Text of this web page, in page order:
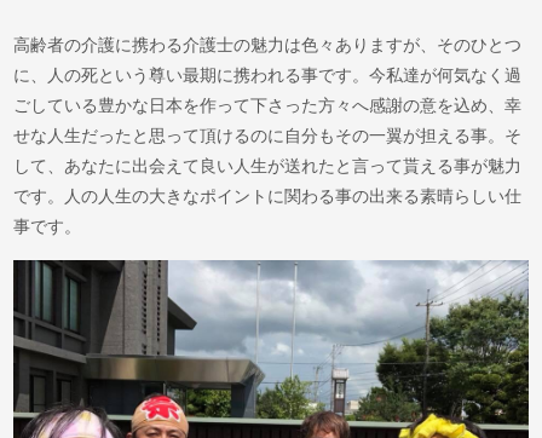
高齢者の介護に携わる介護士の魅力は色々ありますが、そのひとつ
に、人の死という尊い最期に携われる事です。今私達が何気なく過
ごしている豊かな日本を作って下さった方々へ感謝の意を込め、幸
せな人生だったと思って頂けるのに自分もその一翼が担える事。そ
して、あなたに出会えて良い人生が送れたと言って貰える事が魅力
です。人の人生の大きなポイントに関わる事の出来る素晴らしい仕
事です。